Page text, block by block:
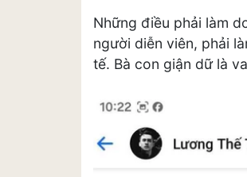
Những điều phải làm
người diễn viên, phải
tế. Bà con giận dữ là